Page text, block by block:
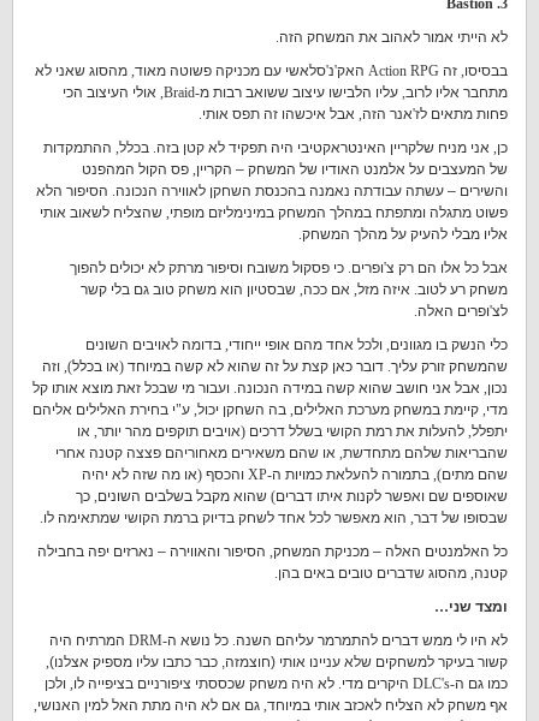
3. Bastion
לא הייתי אמור לאהוב את המשחק הזה.
בבסיסו, זה Action RPG האק'נ'סלאשי עם מכניקה פשוטה מאוד, מהסוג שאני לא
מתחבר אליו לרוב, עליו הלבישו עיצוב ששואב רבות מ-Braid,
אולי העיצוב הכי
פחות מתאים לז'אנר הזה, אבל איכשהו זה תפס אותי.
כן, אני מניח שלקריין האינטראקטיבי היה תפקיד לא קטן בזה. בכלל, ההתמקדות
של המעצבים על אלמנט האודיו של המשחק – הקריין, פס הקול המהפנט
והשירים – עשתה עבודתה נאמנה בהכנסת השחקן לאווירה הנכונה. הסיפור הלא
פשוט מתגלה ומתפתח במהלך המשחק במינימליזם מופתי, שהצליח לשאוב אותי
אליו מבלי להעיק על מהלך המשחק.
אבל כל אלו הם רק צ'ופרים. כי פסקול משובח וסיפור מרתק לא יכולים להפוך
משחק רע לטוב. איזה מזל, אם ככה, שבסטיון הוא משחק טוב גם בלי קשר
לצ'ופרים האלה.
כלי הנשק בו מגוונים, ולכל אחד מהם אופי ייחודי, בדומה לאויבים השונים
שהמשחק זורק עליך. דובר כאן קצת על זה שהוא לא קשה במיוחד (או בכלל), וזה
נכון, אבל אני חושב שהוא קשה במידה הנכונה. ועבור מי שבכל זאת מוצא אותו קל
מדי, קיימת במשחק מערכת האלילים, בה השחקן יכול, ע"י בחירת האלילים אליהם
יתפלל, להעלות את רמת הקושי בשלל דרכים (אויבים תוקפים מהר יותר, או
שהבריאות שלהם מתחדשת, או שהם משאירים מאחוריהם פצצה קטנה אחרי
שהם מתים), בתמורה להעלאת כמויות ה-XP והכסף (או מה שזה לא יהיה
שאוספים שם ואפשר לקנות איתו דברים) שהוא מקבל בשלבים השונים, כך
שבסופו של דבר, הוא מאפשר לכל אחד לשחק בדיוק ברמת הקושי שמתאימה לו.
כל האלמנטים האלה – מכניקת המשחק, הסיפור והאווירה – נארזים יפה בחבילה
קטנה, מהסוג שדברים טובים באים בהן.
ומצד שני…
לא היו לי ממש דברים להתמרמר עליהם השנה. כל נושא ה-DRM
המרתיח היה
קשור בעיקר למשחקים שלא עניינו אותי (חוצמזה, כבר כתבו עליו מספיק אצלנו),
כמו גם ה-DLC's היקרים מדי. לא היה משחק שכססתי ציפורניים בציפייה לו, ולכן
אף משחק לא הצליח לאכזב אותי במיוחד, גם אם לא היה מתת האל למין האנושי,